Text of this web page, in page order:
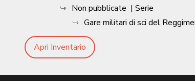
Non pubblicate | Serie
Gare militari di sci del
Apri Inventario